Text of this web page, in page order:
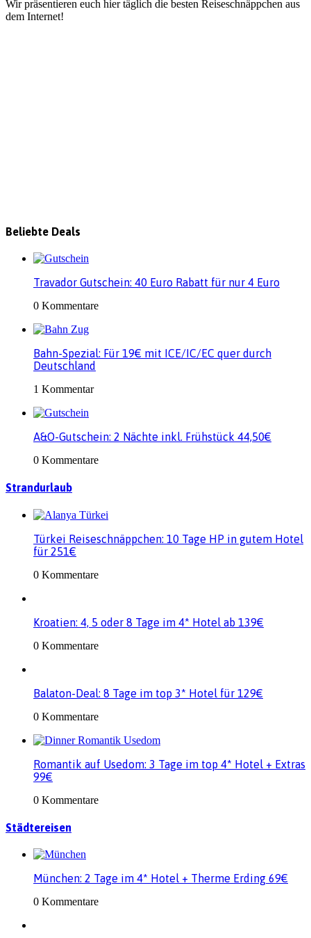
Wir präsentieren euch hier täglich die besten Reiseschnäppchen aus
dem Internet!
Beliebte Deals
Travador Gutschein: 40 Euro Rabatt für nur 4 Euro
0 Kommentare
Bahn-Spezial: Für 19€ mit ICE/IC/EC quer durch
Deutschland
1 Kommentar
A&O-Gutschein: 2 Nächte inkl. Frühstück 44,50€
0 Kommentare
Strandurlaub
Türkei Reiseschnäppchen: 10 Tage HP in gutem Hotel
für 251€
0 Kommentare
Kroatien: 4, 5 oder 8 Tage im 4* Hotel ab 139€
0 Kommentare
Balaton-Deal: 8 Tage im top 3* Hotel für 129€
0 Kommentare
Romantik auf Usedom: 3 Tage im top 4* Hotel + Extras
99€
0 Kommentare
Städtereisen
München: 2 Tage im 4* Hotel + Therme Erding 69€
0 Kommentare